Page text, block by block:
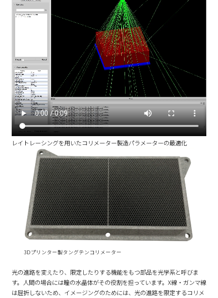
レイトレーシングを用いたコリメーター製造パラメーターの最適化
3Dプリンター製タングテンコリメーター
光の進路を変えたり、限定したりする機能をもつ部品を光学系と呼びま
す。人間の場合には瞳の水晶体がその役割を担っています。X線・ガンマ線
は屈折しないため、イメージングのためには、光の進路を限定するコリメ